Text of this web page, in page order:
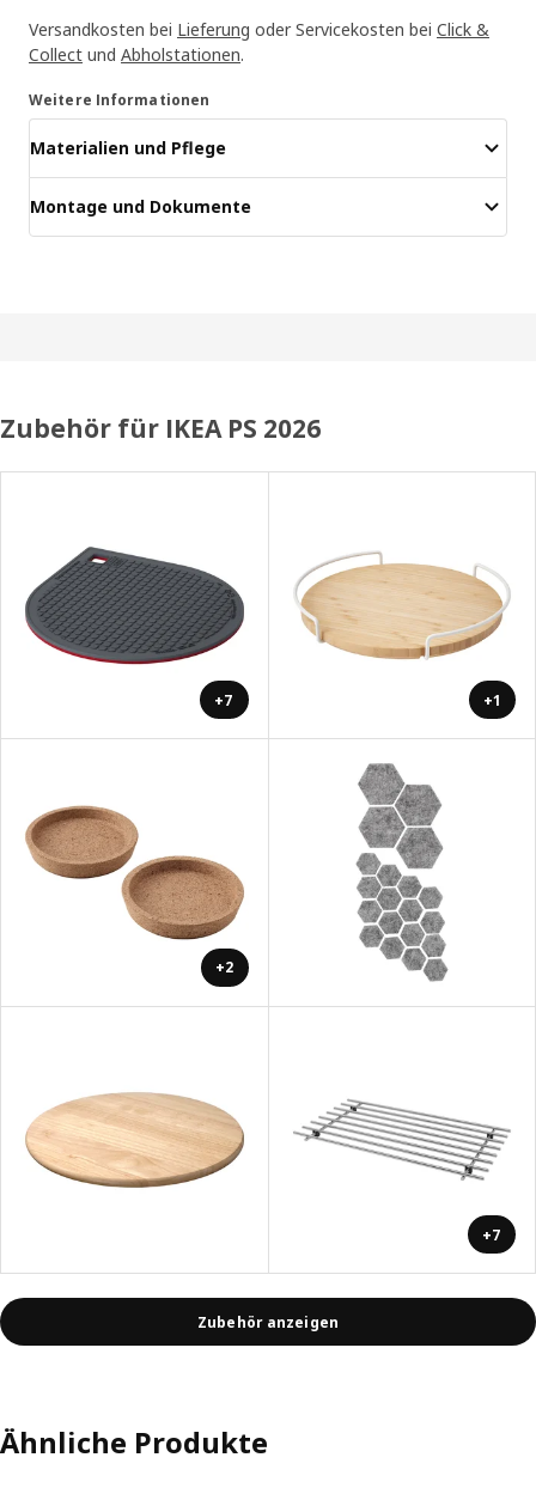
Versandkosten bei Lieferung oder Servicekosten bei Click &
Collect und Abholstationen.
Weitere Informationen
Materialien und Pflege
Montage und Dokumente
Zubehör für IKEA PS 2026
+7 +1
+2
+7
Zubehör anzeigen
Ähnliche Produkte